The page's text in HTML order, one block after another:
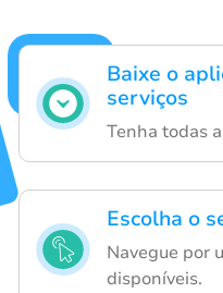
Baixe o
serviços
Tenha todas
Escolha o
Navegue por
disponíveis.